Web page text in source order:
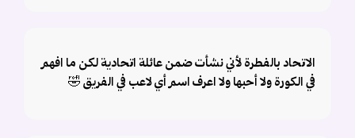
الاتحاد بالفطرة لأني نشأت ضمن عائلة اتحادية لكن ما افهم
في الكورة ولا أحبها ولا اعرف اسم أي لاعب في الفريق 🤣